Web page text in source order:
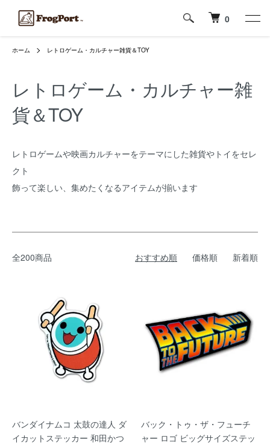
0
ホーム レトロゲーム・カルチャー雑貨＆TOY
レトロゲーム・カルチャー雑
貨＆TOY
レトロゲームや映画カルチャーをテーマにした雑貨やトイをセレ
クト
飾って楽しい、集めたくなるアイテムが揃います
全200商品 おすすめ順 価格順 新着順
バンダイナムコ 太鼓の達人 ダ
イカットステッカー 和田かつ
バック・トゥ・ザ・フューチ
ャー ロゴ ビッグサイズステッ